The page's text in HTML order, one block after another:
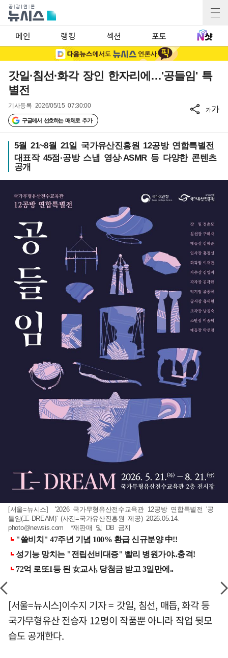
메인 랭킹 섹션 포토
갓일·침선·화각 장인 한자리에…'공들임' 특
별전
기사등록 2026/05/15 07:30:00
구글에서 선호하는 매체로 추가
가가
5월 21~8월 21일 국가유산진흥원 12공방 연합특별전
대표작 45점·공방 스냅 영상·ASMR 등 다양한 콘텐츠
공개
[서울=뉴시스] '2026 국가무형유산전수교육관 12공방 연합특별전 '공
들임(工-DREAM)' (사진=국가유산진흥원 제공) 2026.05.14.
photo@newsis.com *재판매 및 DB 금지
[서울=뉴시스]이수지 기자 = 갓일, 침선, 매듭, 화각 등
국가무형유산 전승자 12명이 작품뿐 아니라 작업 뒷모
습도 공개한다.